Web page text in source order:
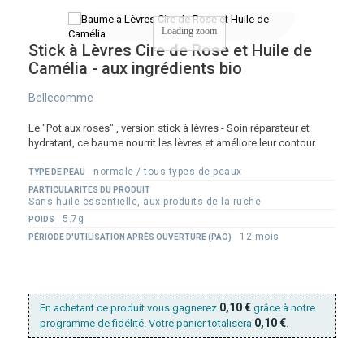
Loading zoom
Stick à Lèvres Cire de Rose et Huile de
Camélia - aux ingrédients bio
Bellecomme
Le "Pot aux roses" , version stick à lèvres - Soin réparateur et
hydratant, ce baume nourrit les lèvres et améliore leur contour.
TYPE DE PEAU normale / tous types de peaux
PARTICULARITÉS DU PRODUIT
Sans huile essentielle, aux produits de la ruche
POIDS 5.7g
PÉRIODE D'UTILISATION APRÈS OUVERTURE (PAO) 12 mois
En achetant ce produit vous gagnerez 0,10 €grâce à notre
programme de fidélité. Votre panier totalisera 0,10 €.